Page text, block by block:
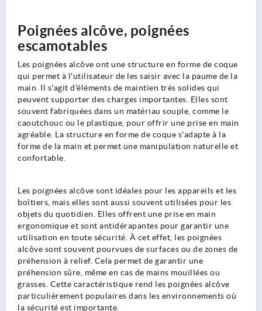
Poignées alcôve, poignées
escamotables
Les poignées alcôve ont une structure en forme de coque
qui permet à l'utilisateur de les saisir avec la paume de la
main. Il s'agit d'éléments de maintien très solides qui
peuvent supporter des charges importantes. Elles sont
souvent fabriquées dans un matériau souple, comme le
caoutchouc ou le plastique, pour offrir une prise en main
agréable. La structure en forme de coque s'adapte à la
forme de la main et permet une manipulation naturelle et
confortable.
Les poignées alcôve sont idéales pour les appareils et les
boîtiers, mais elles sont aussi souvent utilisées pour les
objets du quotidien. Elles offrent une prise en main
ergonomique et sont antidérapantes pour garantir une
utilisation en toute sécurité. À cet effet, les poignées
alcôve sont souvent pourvues de surfaces ou de zones de
préhension à relief. Cela permet de garantir une
préhension sûre, même en cas de mains mouillées ou
grasses. Cette caractéristique rend les poignées alcôve
particulièrement populaires dans les environnements où
la sécurité est importante.